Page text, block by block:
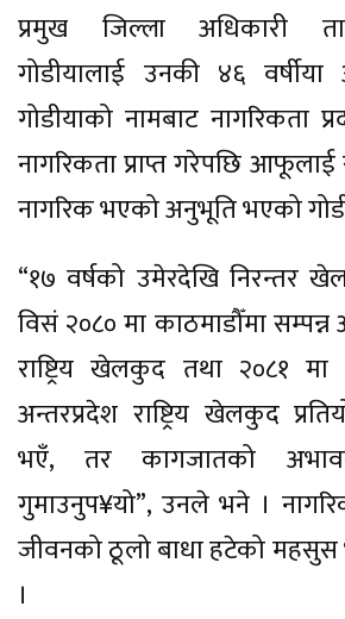
प्रमुख जिल्ला अधिकारी
गोडीयालाई उनकी ४६
गोडीयाको नामबाट नागरिकता
नागरिकता प्राप्त गरेपछि
नागरिक भएको अनुभूति भएको
“१७ वर्षको उमेरदेखि निरन्तर
विसं २०८० मा काठमाडौँमा
राष्ट्रिय खेलकुद तथा २०८१
अन्तरप्रदेश राष्ट्रिय खेलकुद
भएँ, तर कागजातको
गुमाउनुप¥यो”, उनले भने ।
जीवनको ठूलो बाधा हटेको
।